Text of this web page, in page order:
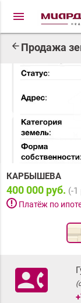
menu
arrow_back Продажа
КАРБЫШЕВА
400 000 руб. (-1
priority_highПлатёж по
contact_phone